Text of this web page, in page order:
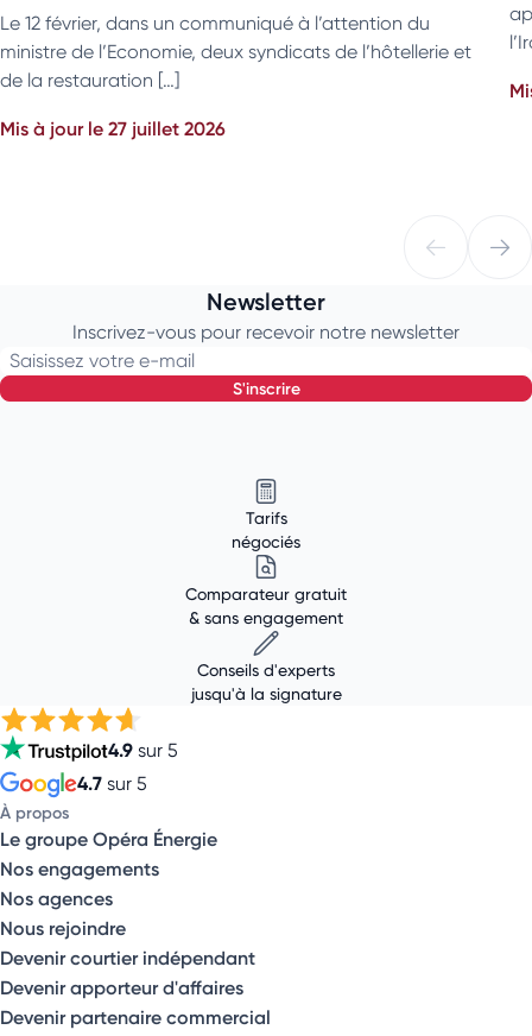
Le 12 février, dans un communiqué à l’attention du
ministre de l’Economie, deux syndicats de l’hôtellerie et
de la restauration […]
Mis à jour le 27 juillet 2026
Newsletter
Inscrivez-vous pour recevoir notre newsletter
Saisissez votre e-mail
s'inscrire
Tarifs
négociés
Comparateur gratuit
& sans engagement
Conseils d'experts
jusqu'à la signature
4.9 sur 5
4.7 sur 5
À propos
Le groupe Opéra Énergie
Nos engagements
Nos agences
Nous rejoindre
Devenir courtier indépendant
Devenir apporteur d'affaires
Devenir partenaire commercial